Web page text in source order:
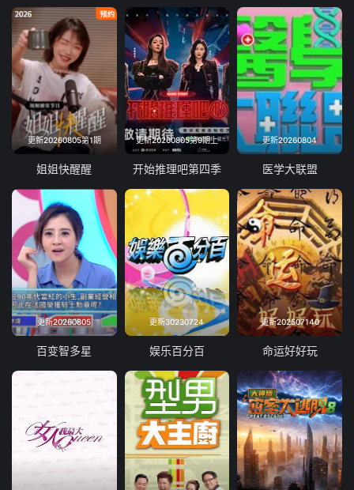
更新20260805第1期
姐姐快醒醒
更新20260805第9期上
开始推理吧第四季
更新20260804
医学大联盟
更新20260805
百变智多星
更新30230724
娱乐百分百
更新202507140
命运好好玩